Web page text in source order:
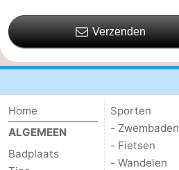
Verzenden
Home
ALGEMEEN
Badplaats
Sporten
- Zwembaden
- Fietsen
- Wandelen